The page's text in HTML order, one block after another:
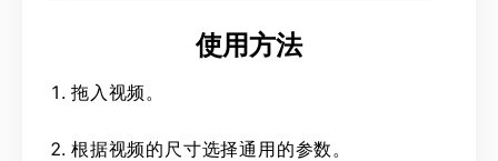
使用方法
拖入视频。
根据视频的尺寸选择通用的参数。